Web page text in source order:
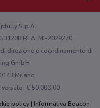
S.p.A.
REA: MI-2029270
direzione e coordinamento di
GmbH
Milano
€ 50.000,00
policy Informativa Beacon